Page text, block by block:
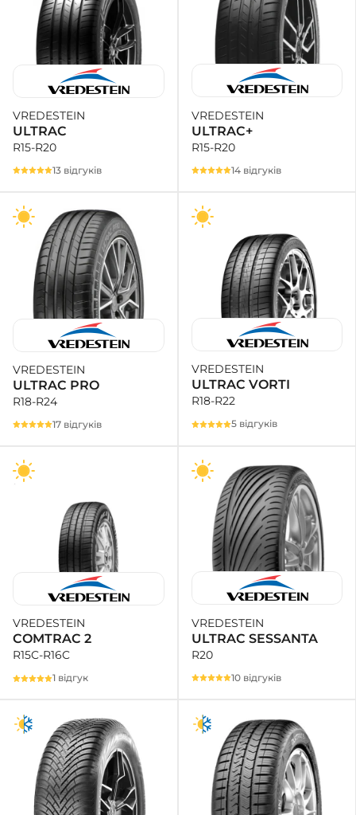
VREDESTEIN
ULTRAC
R15-R20
13 відгуків
VREDESTEIN
ULTRAC+
R15-R20
14 відгуків
VREDESTEIN
ULTRAC PRO
R18-R24
17 відгуків
VREDESTEIN
ULTRAC VORTI
R18-R22
5 відгуків
VREDESTEIN
COMTRAC 2
R15C-R16C
1 відгук
VREDESTEIN
ULTRAC SESSANTA
R20
10 відгуків